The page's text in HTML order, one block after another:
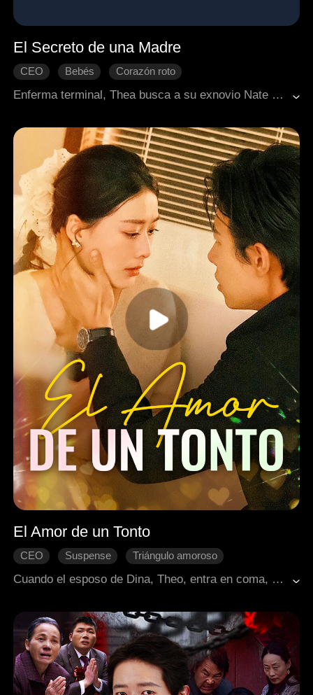
El Secreto de una Madre
CEO Bebés
Corazón roto
Enferma terminal, Thea busca a su exnovio Nate para entregarle a la hija que él no conoce. A pesar del rencor del pasado, la inocencia de la niña y la ayuda de la abuela logran que la verdad salga a la luz, despertando el amor paternal de Nate antes de que sea demasiado tarde.
El Amor de un Tonto
CEO Suspense Triángulo amoroso
Cuando el esposo de Dina, Theo, entra en coma, su hermano Rory despierta y comienza a suplantar su identidad a la perfección. Convencida de que es una "conexión espiritual", Dina se enamora del impostor. La verdad finalmente es revelada: Rory siempre ha amado a su cuñada en secreto y está dispuesto a vivir para siempre como el sustituto de su hermano, solo para estar a su lado.